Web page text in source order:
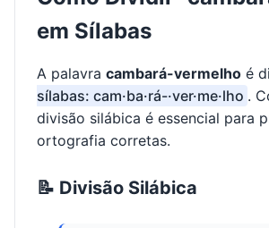
em Sílabas
A palavra cambará-vermelho é
sílabas: cam·ba·rá-·ver·me·lho .
divisão silábica é essencial para
ortografia corretas.
📝 Divisão Silábica